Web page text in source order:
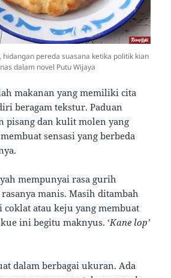
hidangan pereda suasana ketika politik kian
dalam novel Putu Wijaya
makanan yang memiliki cita
beragam tekstur. Paduan
pisang dan kulit molen yang
sensasi yang berbeda
mempunyai rasa gurih
manis. Masih ditambah
coklat atau keju yang membuat
ini begitu maknyus. ‘Kane lop’
dalam berbagai ukuran. Ada